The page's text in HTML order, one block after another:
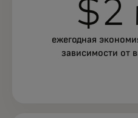
$2
ежегодная
зависимости от